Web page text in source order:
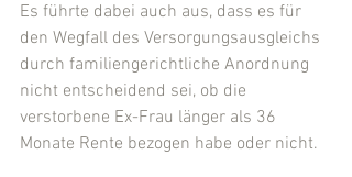
Es führte dabei auch aus, dass es für
den Wegfall des Versorgungsausgleichs
durch familiengerichtliche Anordnung
nicht entscheidend sei, ob die
verstorbene Ex-Frau länger als 36
Monate Rente bezogen habe oder nicht.